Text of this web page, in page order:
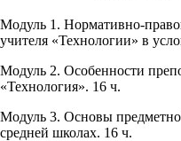
Модуль 1. Нормативно-
учителя «Технологии» в
Модуль 2. Особенности
«Технология». 16 ч.
Модуль 3. Основы
средней школах. 16 ч.